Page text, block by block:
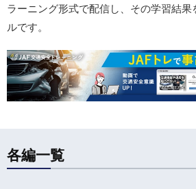
ラーニング形式で配信し、その学習結果
ルです。
各編一覧